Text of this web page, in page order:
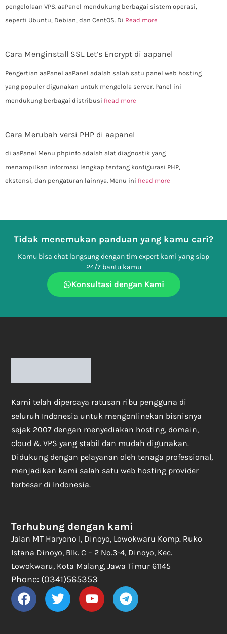
pengelolaan VPS. aaPanel mendukung berbagai sistem operasi,
seperti Ubuntu, Debian, dan CentOS. Di Read more
Cara Menginstall SSL Let’s Encrypt di aapanel
Pengertian aaPanel aaPanel adalah salah satu panel web hosting
yang populer digunakan untuk mengelola server. Panel ini
mendukung berbagai distribusi Read more
Cara Merubah versi PHP di aapanel
di aaPanel Menu phpinfo adalah alat diagnostik yang
menampilkan informasi lengkap tentang konfigurasi PHP,
ekstensi, dan pengaturan lainnya. Menu ini Read more
Tidak menemukan panduan yang kamu cari?
Kamu bisa chat langsung dengan tim expert kami yang siap
24/7 bantu kamu
Konsultasi dengan Kami
Kami telah dipercaya ratusan ribu pengguna di
seluruh Indonesia untuk mengonlinekan bisnisnya
sejak 2007 dengan menyediakan hosting, domain,
cloud & VPS yang stabil dan mudah digunakan.
Didukung dengan pelayanan oleh tenaga professional,
menjadikan kami salah satu web hosting provider
terbesar di Indonesia.
Terhubung dengan kami
Jalan MT Haryono I, Dinoyo, Lowokwaru Komp. Ruko
Istana Dinoyo, Blk. C – 2 No.3-4, Dinoyo, Kec.
Lowokwaru, Kota Malang, Jawa Timur 61145
Phone: (0341)565353